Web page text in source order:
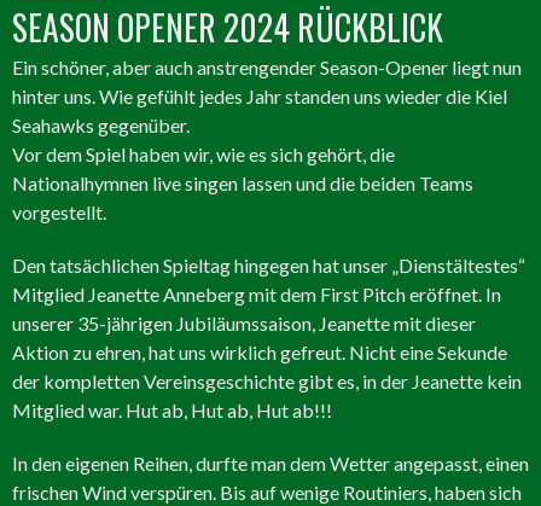
SEASON OPENER 2024 RÜCKBLICK
Ein schöner, aber auch anstrengender Season-Opener liegt nun
hinter uns. Wie gefühlt jedes Jahr standen uns wieder die Kiel
Seahawks gegenüber.
Vor dem Spiel haben wir, wie es sich gehört, die
Nationalhymnen live singen lassen und die beiden Teams
vorgestellt.
Den tatsächlichen Spieltag hingegen hat unser „Dienstältestes“
Mitglied Jeanette Anneberg mit dem First Pitch eröffnet. In
unserer 35-jährigen Jubiläumssaison, Jeanette mit dieser
Aktion zu ehren, hat uns wirklich gefreut. Nicht eine Sekunde
der kompletten Vereinsgeschichte gibt es, in der Jeanette kein
Mitglied war. Hut ab, Hut ab, Hut ab!!!
In den eigenen Reihen, durfte man dem Wetter angepasst, einen
frischen Wind verspüren. Bis auf wenige Routiniers, haben sich